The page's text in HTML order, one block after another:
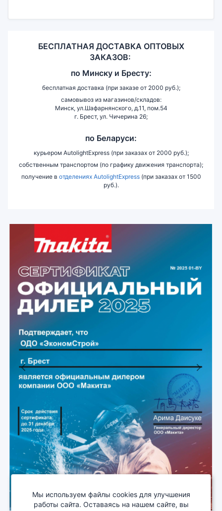
БЕСПЛАТНАЯ ДОСТАВКА ОПТОВЫХ
ЗАКАЗОВ:
по Минску и Бресту:
бесплатная доставка (при заказе от 2000 руб.);
самовывоз из магазинов/складов:
Минск, ул.Шафарнянского, д.11, пом.54
г. Брест, ул. Чичерина 26;
по Беларуси:
курьером AutolightExpress (при заказах от 2000 руб.);
собственным транспортом (по графику движения транспорта);
получение в отделениях AutolightExpress(при заказах от 1500
руб.).
Previous Next
Мы используем файлы cookies для улучшения
работы сайта. Оставаясь на нашем сайте, вы